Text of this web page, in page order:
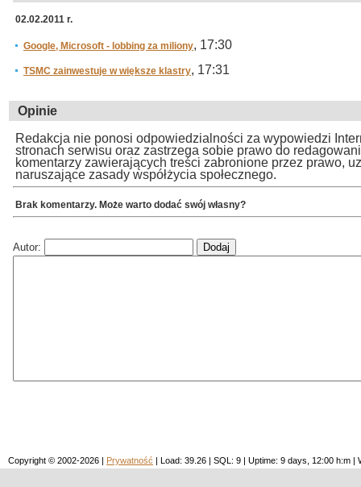
02.02.2011 r.
Google, Microsoft - lobbing za miliony, 17:30
TSMC zainwestuje w większe klastry, 17:31
Opinie
Redakcja nie ponosi odpowiedzialności za wypowiedzi
stronach serwisu oraz zastrzega sobie prawo do
komentarzy zawierających treści zabronione przez prawo,
naruszające zasady współżycia społecznego.
Brak komentarzy. Może warto dodać swój własny?
Autor:
Copyright © 2002-2026 | Prywatność | Load: 39.26 | SQL: 9 | Uptime: 9 days, 12:00 h:m